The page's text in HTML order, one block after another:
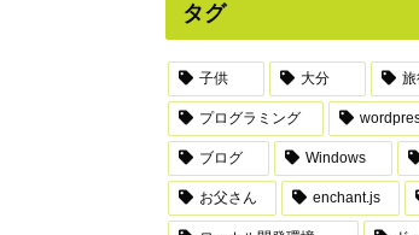
タグ
子供 大分 旅
プログラミング
ブログ Windows
お父さん enchant.js